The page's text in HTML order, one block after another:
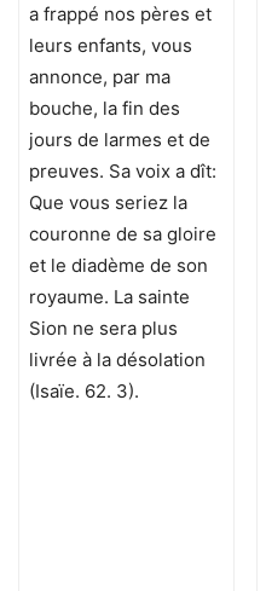
a frappé nos pères et
leurs enfants, vous
annonce, par ma
bouche, la fin des
jours de larmes et de
preuves. Sa voix a dît:
Que vous seriez la
couronne de sa gloire
et le diadème de son
royaume. La sainte
Sion ne sera plus
livrée à la désolation
(Isaïe. 62. 3).